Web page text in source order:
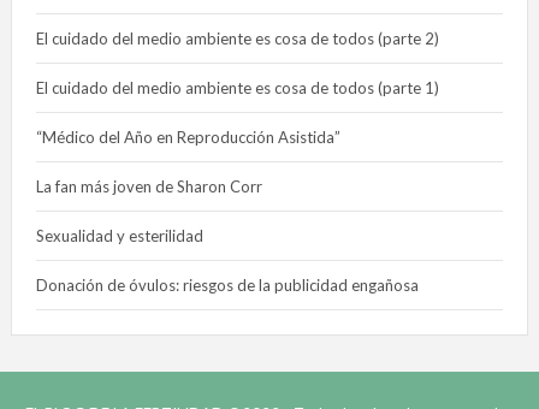
El cuidado del medio ambiente es cosa de todos (parte 2)
El cuidado del medio ambiente es cosa de todos (parte 1)
“Médico del Año en Reproducción Asistida”
La fan más joven de Sharon Corr
Sexualidad y esterilidad
Donación de óvulos: riesgos de la publicidad engañosa